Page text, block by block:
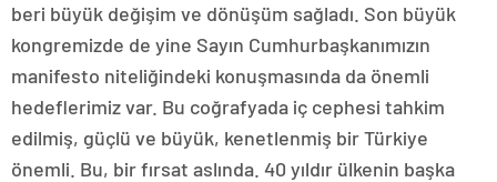
beri büyük değişim ve dönüşüm sağladı. Son büyük
kongremizde de yine Sayın Cumhurbaşkanımızın
manifesto niteliğindeki konuşmasında da önemli
hedeflerimiz var. Bu coğrafyada iç cephesi tahkim
edilmiş, güçlü ve büyük, kenetlenmiş bir Türkiye
önemli. Bu, bir fırsat aslında. 40 yıldır ülkenin başka